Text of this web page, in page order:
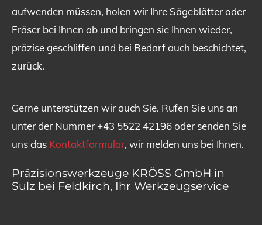
aufwenden müssen, holen wir Ihre Sägeblätter oder
Fräser bei Ihnen ab und bringen sie Ihnen wieder,
präzise geschliffen und bei Bedarf auch beschichtet,
zurück.
Gerne unterstützen wir auch Sie. Rufen Sie uns an
unter der Nummer +43 5522 42196oder senden Sie
uns das Kontaktformular, wir melden uns bei Ihnen.
Präzisionswerkzeuge KRÖSS GmbH in
Sulz bei Feldkirch, Ihr Werkzeugservice